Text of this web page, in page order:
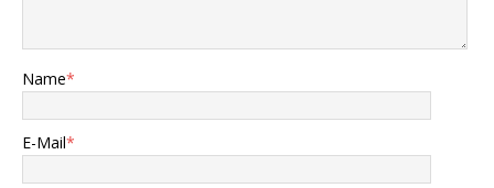
Name*
E-Mail*